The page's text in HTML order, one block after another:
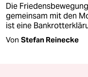
Die
gemeinsam mit den
ist eine
Von Stefan Reinecke